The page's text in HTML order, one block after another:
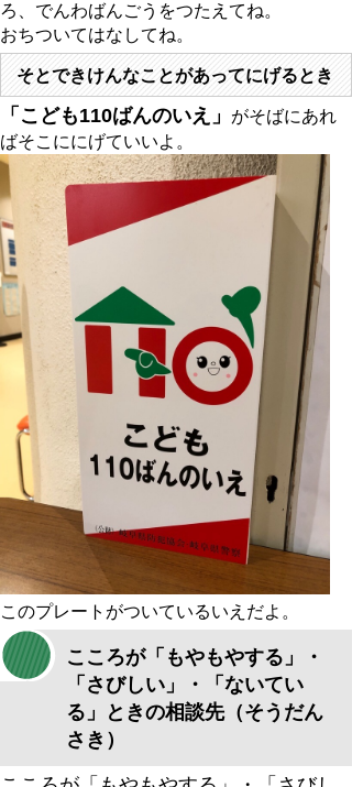
ろ、でんわばんごう をつたえてね。
おちついてはなしてね。
そとできけんなことがあってにげるとき
「こども110ばんのいえ」
がそばにあれ
ばそこににげていいよ。
このプレート がついているいえだよ。
こころが「もやもやする」・
「さびしい」・「ないてい
る」ときの相談先（そうだん
さき）